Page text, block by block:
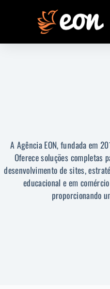
A Agência EON, fundada em
Oferece soluções completas
desenvolvimento de sites,
educacional e em
proporcionando